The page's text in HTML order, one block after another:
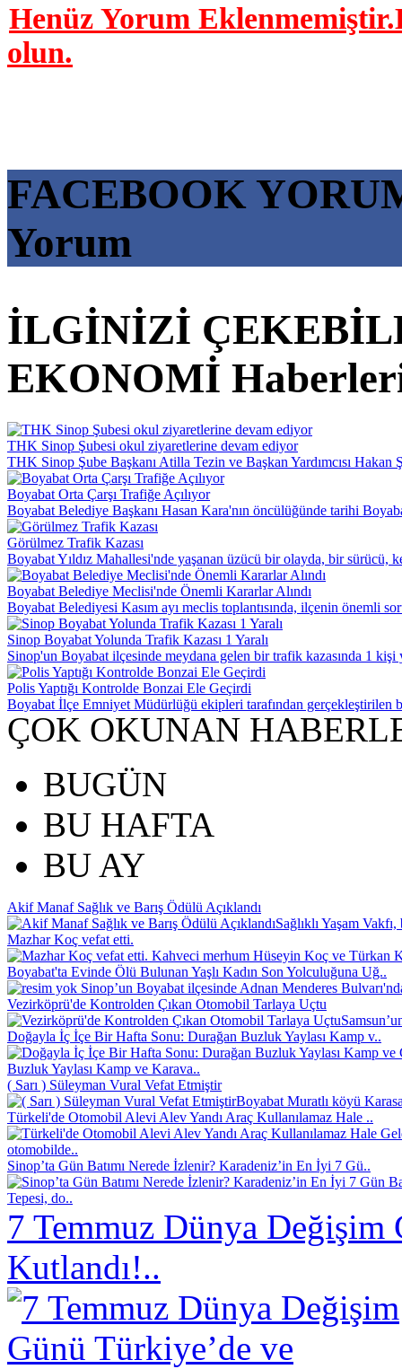
Henüz Yorum
olun.
FACEBOOK
Yorum
İLGİNİZİ
EKONOMİ
THK Sinop Şubesi okul ziyaretlerine devam ediyor
THK Sinop Şube Başkanı Atilla Tezin ve Başkan Yardımcısı
Boyabat Orta Çarşı Trafiğe Açılıyor
Boyabat Belediye Başkanı Hasan Kara'nın öncülüğünde tarihi
Görülmez Trafik Kazası
Boyabat Yıldız Mahallesi'nde yaşanan üzücü bir olayda, bir sürücü,
Boyabat Belediye Meclisi'nde Önemli Kararlar Alındı
Boyabat Belediyesi Kasım ayı meclis toplantısında, ilçenin önemli
Sinop Boyabat Yolunda Trafik Kazası 1 Yaralı
Sinop'un Boyabat ilçesinde meydana gelen bir trafik kazasında 1
Polis Yaptığı Kontrolde Bonzai Ele Geçirdi
Boyabat İlçe Emniyet Müdürlüğü ekipleri tarafından gerçekleştirilen
ÇOK OKUNAN
BUGÜN
BU HAFTA
BU AY
Akif Manaf Sağlık ve Barış Ödülü Açıklandı
Sağlıklı Yaşam
Mazhar Koç vefat etti.
Kahveci merhum Hüseyin Koç ve Türkan
Boyabat'ta Evinde Ölü Bulunan Yaşlı Kadın Son Yolculuğuna Uğ..
Sinop’un Boyabat ilçesinde Adnan Menderes
Vezirköprü'de Kontrolden Çıkan Otomobil Tarlaya Uçtu
Doğayla İç İçe Bir Hafta Sonu: Durağan Buzluk Yaylası Kamp v..
Buzluk Yaylası Kamp ve Karava..
( Sarı ) Süleyman Vural Vefat Etmiştir
Boyabat Muratlı köyü
Türkeli'de Otomobil Alevi Alev Yandı Araç Kullanılamaz Hale ..
otomobilde..
Sinop’ta Gün Batımı Nerede İzlenir? Karadeniz’in En İyi 7 Gü..
Tepesi, do..
7 Temmuz Dünya Değişim
Kutlandı!..